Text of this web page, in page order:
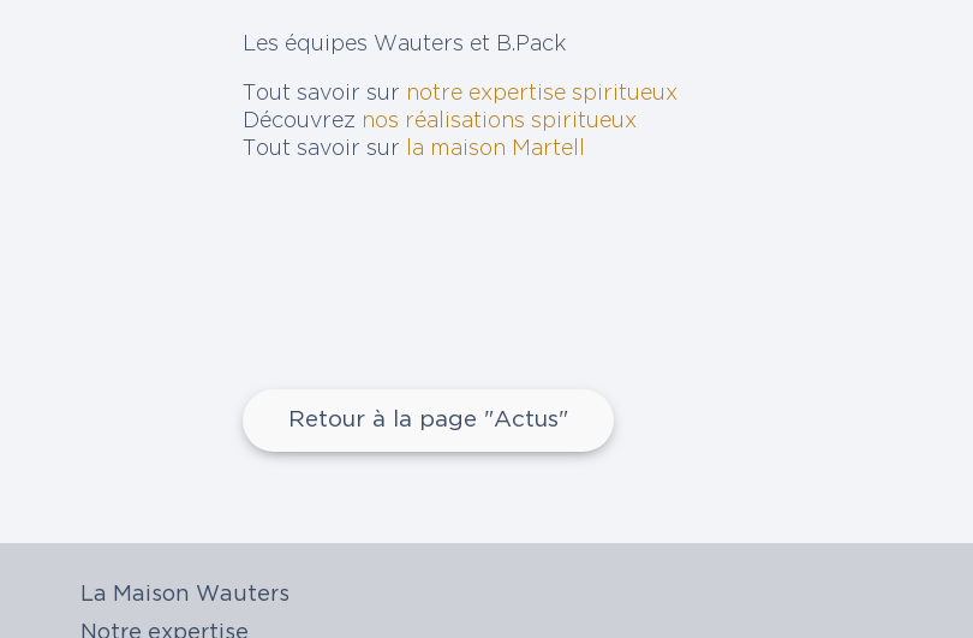
Les équipes Wauters et B.Pack
Tout savoir sur notre expertise spiritueux
Découvrez nos réalisations spiritueux
Tout savoir sur
la maison Martell
Retour à la page "Actus"
La Maison Wauters
Notre expertise